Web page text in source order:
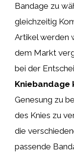
Bandage zu
gleichzeitig
Artikel werden
dem Markt
bei der
Kniebandage
Genesung zu
des Knies zu
die
passende